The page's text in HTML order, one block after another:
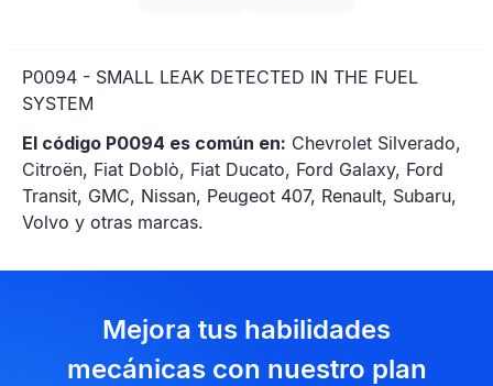
P0094 - SMALL LEAK DETECTED IN THE FUEL
SYSTEM
El código P0094 es común en: Chevrolet Silverado,
Citroën, Fiat Doblò, Fiat Ducato, Ford Galaxy, Ford
Transit, GMC, Nissan, Peugeot 407, Renault, Subaru,
Volvo y otras marcas.
Mejora tus habilidades
mecánicas con nuestro plan